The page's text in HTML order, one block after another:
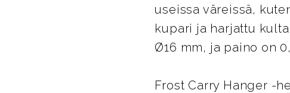
useissa väreissä,
kupari ja harjattu
Ø16 mm, ja paino on
Frost Carry Hanger -